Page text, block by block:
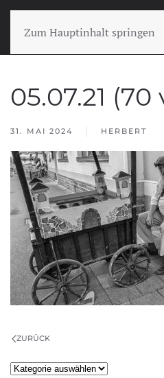
Zum Hauptinhalt springen
05.07.21 (70
31. MAI 2024 HERBERT
ZURÜCK
Kategorien